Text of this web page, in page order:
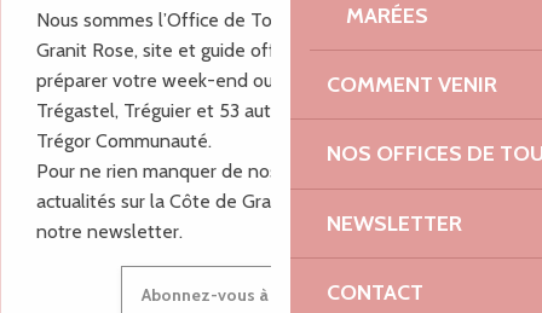
MARÉES
COMMENT VENIR
NOS OFFICES DE
NEWSLETTER
CONTACT
Nous sommes l’Office de Tourisme Bretagne - Côte de
Granit Rose, site et guide officiel pour vous aider à
préparer votre week-end ou vos vacances à Lannion,
Trégastel, Tréguier et 53 autres communes de Lannion-
Trégor Communauté.
Pour ne rien manquer de nos bons plans et nos
actualités sur la Côte de Granit Rose, inscrivez-vous à
notre newsletter.
Abonnez-vous à notre newsletter